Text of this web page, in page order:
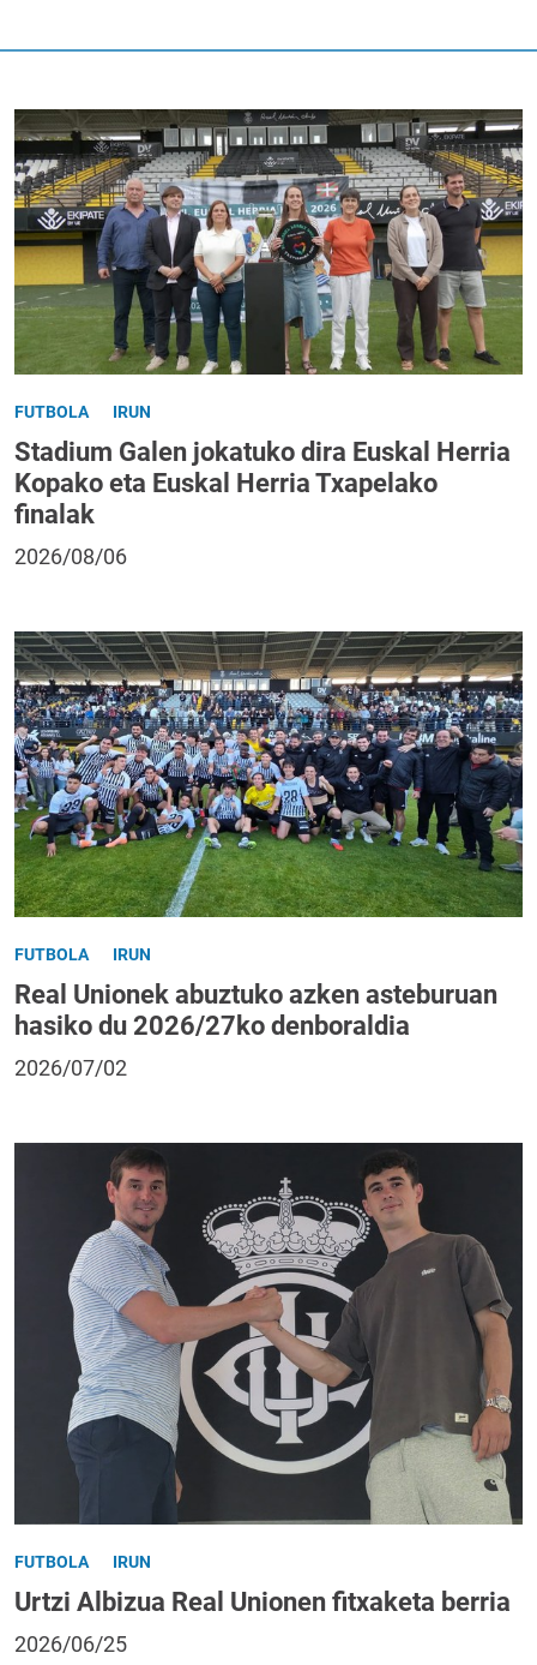
FUTBOLA IRUN
Stadium Galen jokatuko dira Euskal Herria
Kopako eta Euskal Herria Txapelako
finalak
2026/08/06
FUTBOLA IRUN
Real Unionek abuztuko azken asteburuan
hasiko du 2026/27ko denboraldia
2026/07/02
FUTBOLA IRUN
Urtzi Albizua Real Unionen fitxaketa berria
2026/06/25